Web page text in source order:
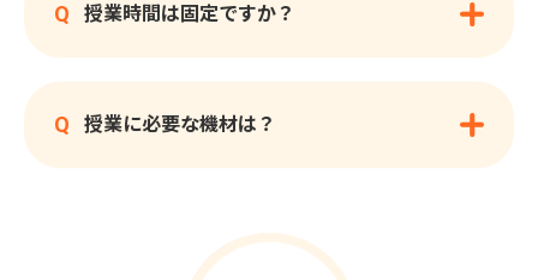
Q 授業時間は固定ですか？
Q 授業に必要な機材は？